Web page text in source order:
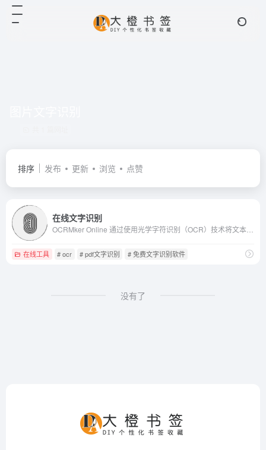
排序 发布 更新 浏览 点赞
在线文字识别
在线工具 # ocr # pdf文字识别 # 免费文字识别软件
没有了